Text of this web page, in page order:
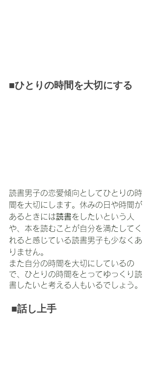
■ひとりの時間を大切にする
読書男子の恋愛傾向としてひとりの時
間を大切にします。休みの日や時間が
あるときには読書をしたいという人
や、本を読むことが自分を満たしてく
れると感じている読書男子も少なくあ
りません。
また自分の時間を大切にしているの
で、ひとりの時間をとってゆっくり読
書したいと考える人もいるでしょう。
■話し上手